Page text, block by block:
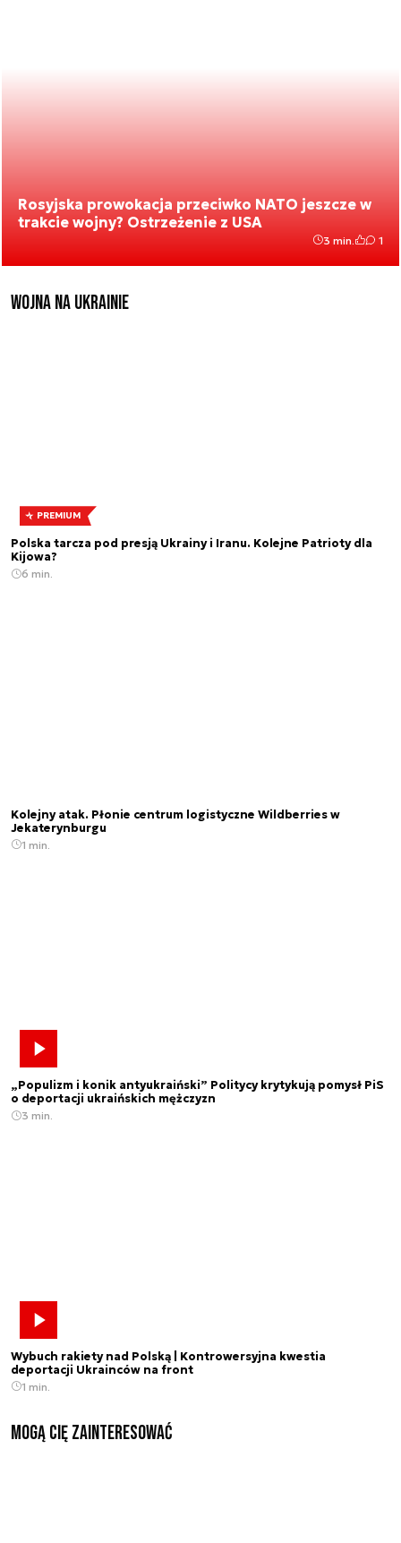
Rosyjska prowokacja przeciwko NATO jeszcze w
trakcie wojny? Ostrzeżenie z USA
3 min. 1
Wojna na Ukrainie
PREMIUM
Polska tarcza pod presją Ukrainy i Iranu. Kolejne Patrioty dla
Kijowa?
6 min.
Kolejny atak. Płonie centrum logistyczne Wildberries w
Jekaterynburgu
1 min.
„Populizm i konik antyukraiński” Politycy krytykują pomysł PiS
o deportacji ukraińskich mężczyzn
3 min.
Wybuch rakiety nad Polską | Kontrowersyjna kwestia
deportacji Ukrainców na front
1 min.
Mogą Cię zainteresować